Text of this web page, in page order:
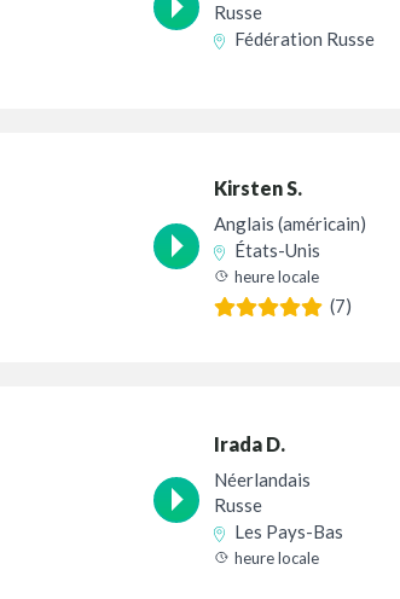
Russe
Fédération Russe
Kirsten S.
Anglais (américain)
États-Unis
heure locale
(7)
Irada D.
Néerlandais
Russe
Les Pays-Bas
heure locale